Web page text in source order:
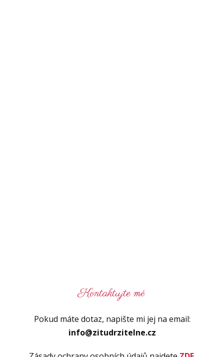
Kontaktujte mě
Pokud máte dotaz, napište mi jej na email:
info@zitudrzitelne.cz